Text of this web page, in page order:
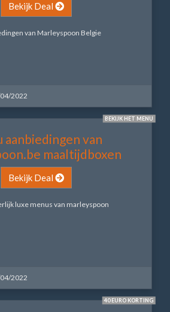
Bekijk Deal
van Marleyspoon Belgie
2022
BEKIJK HET MENU
aanbiedingen van
maaltijdboxen
Bekijk Deal
luxe menus van marleyspoon
2022
40 EURO KORTING